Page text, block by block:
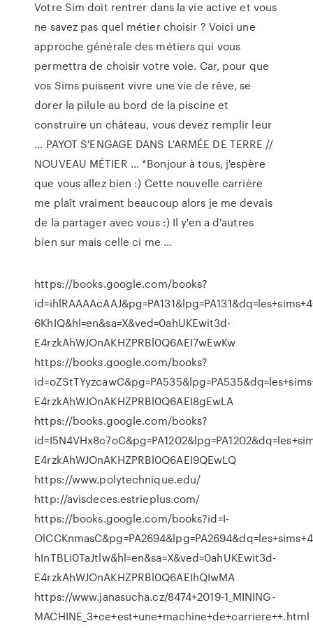
Votre Sim doit rentrer dans la vie active et vous
ne savez pas quel métier choisir ? Voici une
approche générale des métiers qui vous
permettra de choisir votre voie. Car, pour que
vos Sims puissent vivre une vie de rêve, se
dorer la pilule au bord de la piscine et
construire un château, vous devez remplir leur
... PAYOT S'ENGAGE DANS L'ARMÉE DE TERRE //
NOUVEAU MÉTIER ... *Bonjour à tous, j'espère
que vous allez bien :) Cette nouvelle carrière
me plaît vraiment beaucoup alors je me devais
de la partager avec vous :) Il y'en a d'autres
bien sur mais celle ci me ...
https://books.google.com/books?
6KhIQ&hl=en&sa=X&ved=0ahUKEwit3d-
E4rzkAhWJOnAKHZPRBl0Q6AEI7wEwKw
https://books.google.com/books?
E4rzkAhWJOnAKHZPRBl0Q6AEI8gEwLA
https://books.google.com/books?
E4rzkAhWJOnAKHZPRBl0Q6AEI9QEwLQ
https://www.polytechnique.edu/
http://avisdeces.estrieplus.com/
https://books.google.com/books?id=I-
hInTBLi0TaJtlw&hl=en&sa=X&ved=0ahUKEwit3d-
E4rzkAhWJOnAKHZPRBl0Q6AEIhQIwMA
https://www.janasucha.cz/8474+2019-1_MINING-
MACHINE_3+ce+est+une+machine+de+carriere++.html